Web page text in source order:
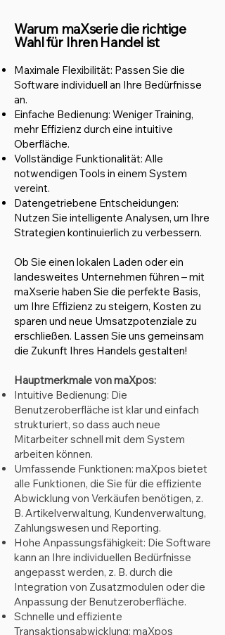
Warum maXserie die richtige
Wahl für Ihren Handel ist
Maximale Flexibilität: Passen Sie die
Software individuell an Ihre Bedürfnisse
an.
Einfache Bedienung: Weniger Training,
mehr Effizienz durch eine intuitive
Oberfläche.
Vollständige Funktionalität: Alle
notwendigen Tools in einem System
vereint.
Datengetriebene Entscheidungen:
Nutzen Sie intelligente Analysen, um Ihre
Strategien kontinuierlich zu verbessern.
Ob Sie einen lokalen Laden oder ein
landesweites Unternehmen führen – mit
maXserie haben Sie die perfekte Basis,
um Ihre Effizienz zu steigern, Kosten zu
sparen und neue Umsatzpotenziale zu
erschließen. Lassen Sie uns gemeinsam
die Zukunft Ihres Handels gestalten!
Hauptmerkmale von maXpos:
Intuitive Bedienung: Die
Benutzeroberfläche ist klar und einfach
strukturiert, so dass auch neue
Mitarbeiter schnell mit dem System
arbeiten können.
Umfassende Funktionen: maXpos bietet
alle Funktionen, die Sie für die effiziente
Abwicklung von Verkäufen benötigen, z.
B. Artikelverwaltung, Kundenverwaltung,
Zahlungswesen und Reporting.
Hohe Anpassungsfähigkeit: Die Software
kann an Ihre individuellen Bedürfnisse
angepasst werden, z. B. durch die
Integration von Zusatzmodulen oder die
Anpassung der Benutzeroberfläche.
Schnelle und effiziente
Transaktionsabwicklung: maXpos